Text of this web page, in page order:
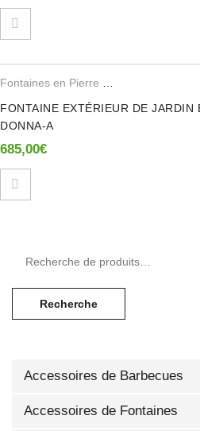
FONTAINE EXTÉRIEUR DE JARDIN
DONNA-A
685,00€
Recherche
Accessoires de Barbecues
Accessoires de Fontaines